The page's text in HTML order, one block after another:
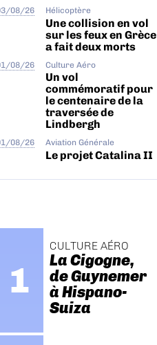
08/26 Hélicoptère
Une collision en vol
sur les feux en Grèce
a fait deux morts
08/26 Culture Aéro
Un vol
commémoratif pour
le centenaire de la
traversée de
Lindbergh
08/26 Aviation Générale
Le projet Catalina II
CULTURE AÉRO
La Cigogne,
de Guynemer
à Hispano-
Suiza